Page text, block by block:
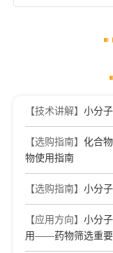
【技术讲解】 小分
【选购指南】 化合
物使用指南
【选购指南】 小分
【应用方向】 小分
用——药物筛选重要